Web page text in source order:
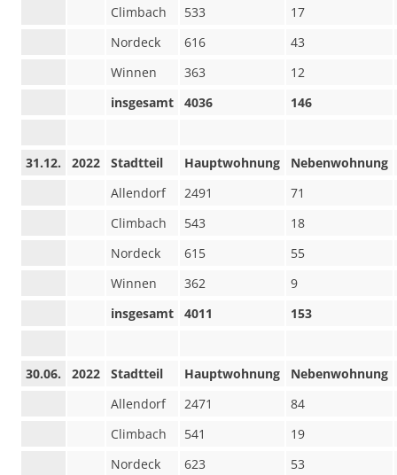
Climbach
533
17
Nordeck
616
43
Winnen
363
12
insgesamt
4036 146
31.12. 2022 Stadtteil Hauptwohnung
Nebenwohnung
Allendorf
2491
71
Climbach
543
18
Nordeck
615
55
Winnen
362
9
insgesamt
4011 153
30.06. 2022 Stadtteil Hauptwohnung
Nebenwohnung
Allendorf
2471
84
Climbach
541
19
Nordeck
623
53